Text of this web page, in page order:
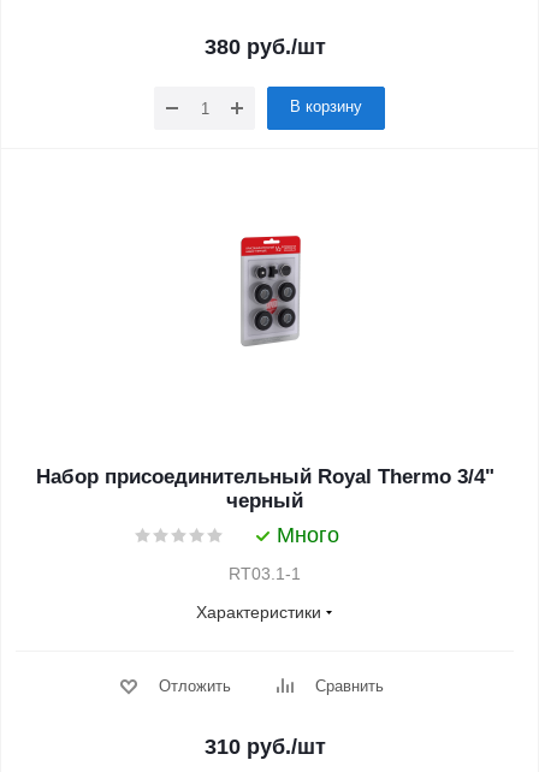
380 руб./шт
В корзину
Набор присоединительный Royal Thermo 3/4"
черный
Много
RT03.1-1
Характеристики
Отложить Сравнить
310 руб./шт